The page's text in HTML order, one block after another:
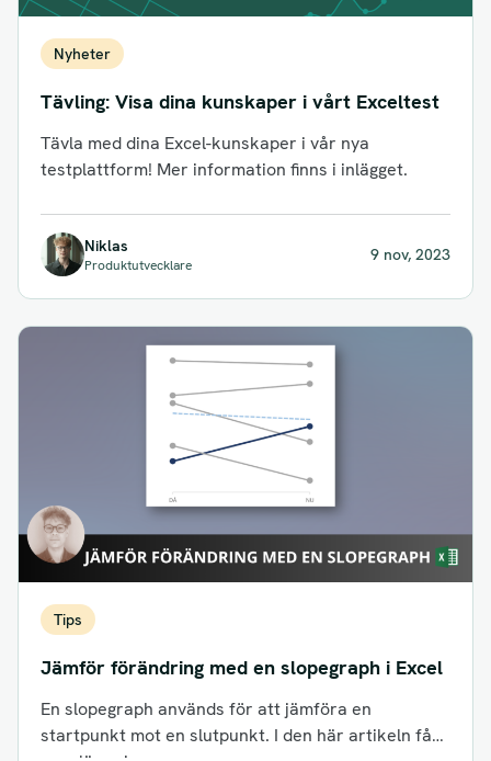
Nyheter
Tävling: Visa dina kunskaper i vårt Exceltest
Tävla med dina Excel-kunskaper i vår nya
testplattform! Mer information finns i inlägget.
Niklas
Produktutvecklare
9 nov, 2023
Tips
Jämför förändring med en slopegraph i Excel
En slopegraph används för att jämföra en
startpunkt mot en slutpunkt. I den här artikeln får